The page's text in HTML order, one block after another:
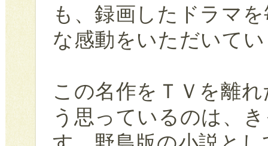
も、録画したドラマ
な感動をいただいて
この名作をＴＶを離
う思っているのは、